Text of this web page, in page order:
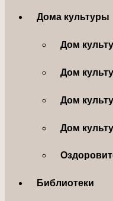
Дома культуры
Дом
Дом
Дом
Дом
Библиотеки